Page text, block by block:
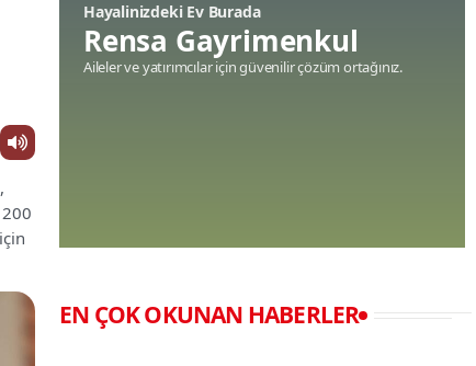
200
Hayalinizdeki Ev Burada
Rensa Gayrimenkul
Aileler ve yatırımcılar için güvenilir çözüm ortağınız.
EN ÇOK OKUNAN HABERLER